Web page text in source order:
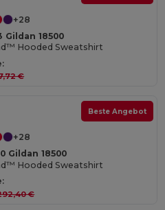
+28
Gildan 18500
Hooded Sweatshirt
€
Beste Angebot
+28
Gildan 18500
Hooded Sweatshirt
€